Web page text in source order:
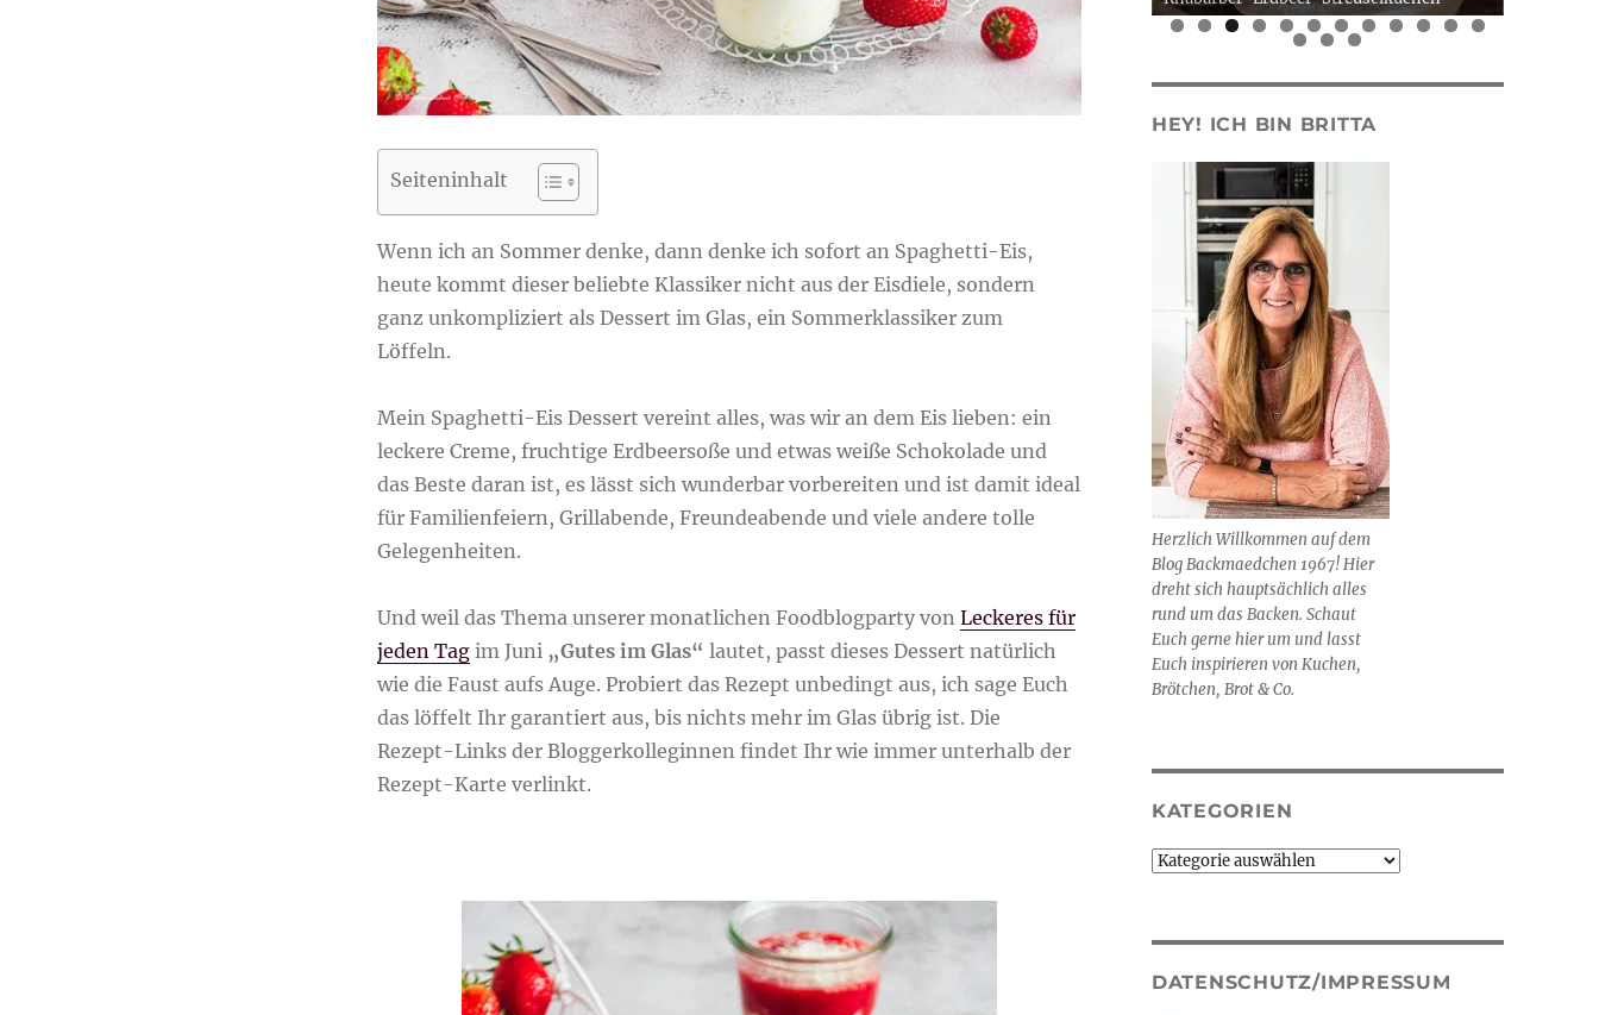
Seiteninhalt
Wenn ich an Sommer denke, dann denke ich sofort an Spaghetti-Eis,
heute kommt dieser beliebte Klassiker nicht aus der Eisdiele, sondern
ganz unkompliziert als Dessert im Glas, ein Sommerklassiker zum
Löffeln.
Mein Spaghetti-Eis Dessert vereint alles, was wir an dem Eis lieben: ein
leckere Creme, fruchtige Erdbeersoße und etwas weiße Schokolade und
das Beste daran ist, es lässt sich wunderbar vorbereiten und ist damit ideal
für Familienfeiern, Grillabende, Freundeabende und viele andere tolle
Gelegenheiten.
Und weil das Thema unserer monatlichen Foodblogparty von Leckeres für
jeden Tagim Juni „Gutes im Glas“ lautet, passt dieses Dessert natürlich
wie die Faust aufs Auge. Probiert das Rezept unbedingt aus, ich sage Euch
das löffelt Ihr garantiert aus, bis nichts mehr im Glas übrig ist. Die
Rezept-Links der Bloggerkolleginnen findet Ihr wie immer unterhalb der
Rezept-Karte verlinkt.
0
1 2
3 4 5
HEY! ICH BIN BRITTA
Herzlich Willkommen auf dem
Blog Backmaedchen 1967! Hier
dreht sich hauptsächlich alles
rund um das Backen. Schaut
Euch gerne hier um und lasst
Euch inspirieren von Kuchen,
Brötchen, Brot & Co.
KATEGORIEN
Kategorien
DATENSCHUTZ/IMPRESSUM